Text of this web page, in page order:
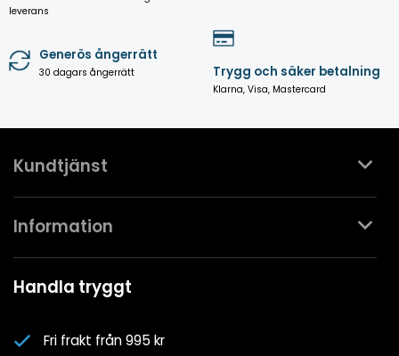
leverans
Generös ångerrätt
30 dagars ångerrätt Trygg och säker betalning
Klarna, Visa, Mastercard
Kundtjänst
Kontakta oss
Mina favoriter
Information
Spa- & Poolguider
Nyhetsbrev
Handla tryggt
Fri frakt från 995 kr